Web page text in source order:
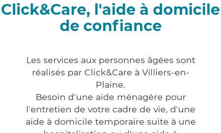
Click&Care, l'aide à domicile
de confiance
Les services aux personnes âgées sont
réalisés par Click&Care à Villiers-en-
Plaine.
Besoin d'une aide ménagère pour
l'entretien de votre cadre de vie, d'une
aide à domicile temporaire suite à une